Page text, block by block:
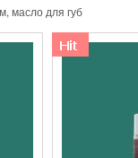
масло для губ